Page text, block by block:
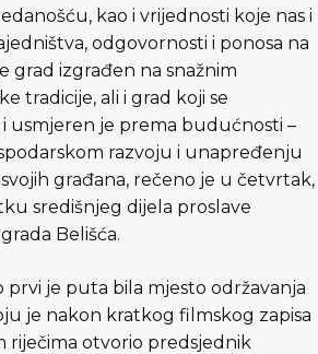
kao i vrijednosti koje nas i
odgovornosti i ponosa na
grad izgrađen na snažnim
tradicije, ali i grad koji se
usmjeren je prema budućnosti –
razvoju i unapređenju
građana, rečeno je u četvrtak,
središnjeg dijela proslave
Belišća.
prvi je puta bila mjesto održavanja
je nakon kratkog filmskog zapisa
riječima otvorio predsjednik